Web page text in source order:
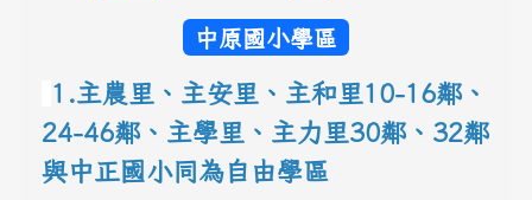
中原國小學區
1.主農里、主安里、主和里10-16鄰 、
24-46鄰、主學里、主力里30鄰 、 32鄰
與中正國小同為自由學區